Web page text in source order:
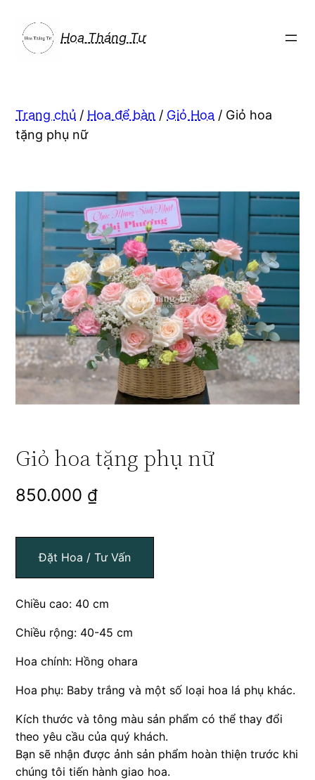
phần
Hoa Tháng Tư
Trang chủ / Hoa để bàn / Giỏ Hoa / Giỏ hoa
tặng phụ nữ
Giỏ hoa tặng phụ nữ
850.000 ₫
Đặt Hoa / Tư Vấn
Chiều cao: 40 cm
Chiều rộng: 40-45 cm
Hoa chính: Hồng ohara
Hoa phụ: Baby trắng và một số loại hoa lá phụ khác.
Kích thước và tông màu sản phẩm có thể thay đổi
theo yêu cầu của quý khách.
Bạn sẽ nhận được ảnh sản phẩm hoàn thiện trước khi
chúng tôi tiến hành giao hoa.